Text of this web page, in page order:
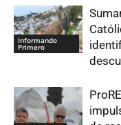
Informando
Primero